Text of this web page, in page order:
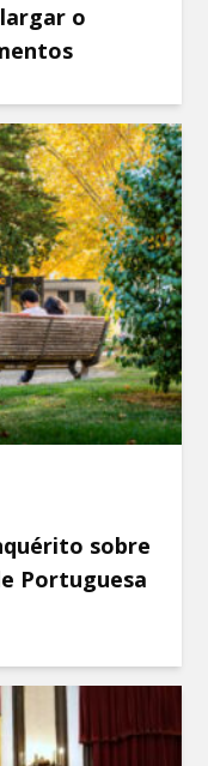
o
sobre
Portuguesa